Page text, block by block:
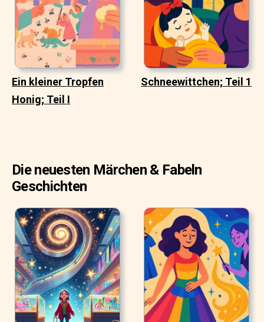
Ein kleiner Tropfen
Honig; Teil I
Schneewittchen; Teil 1
Die neuesten Märchen & Fabeln
Geschichten